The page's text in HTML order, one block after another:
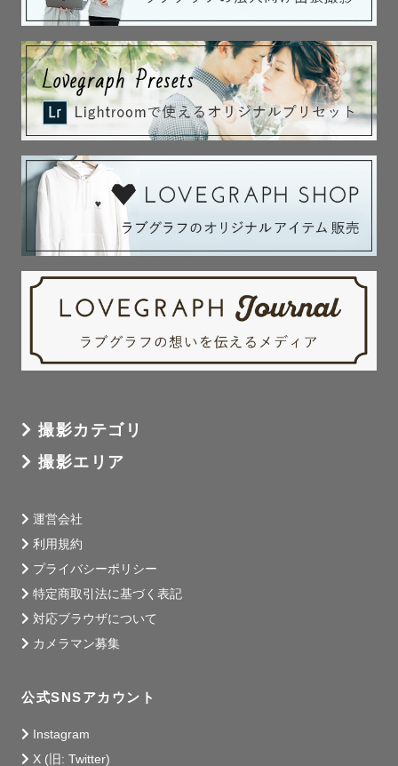
撮影カテゴリ
撮影エリア
運営会社
利用規約
プライバシーポリシー
特定商取引法に基づく表記
対応ブラウザについて
カメラマン募集
公式SNSアカウント
Instagram
X (旧: Twitter)